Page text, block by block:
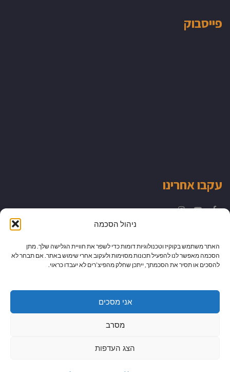
ניהול הסכמה
האתר משתמש בקוקיז וטכנולוגיות דומות כדי לשפר את חוויית הגלישה שלך. מתן
הסכמה מאפשר לנו להפעיל תכונות מסוימות ולעקוב אחרי שימוש באתר. אם תבחר לא
להסכים או תסיר את הסכמתך, ייתכן שחלק מהפיצ’רים לא יעבדו כראוי.
אני מסכים
מסרב
הצג העדפות
פייסבוק
עקבו אחרינו
מיתוג עיצוב ובניית אתרים